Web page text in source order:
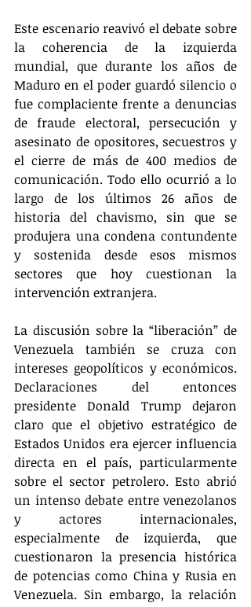
Este escenario reavivó el debate sobre
la coherencia de la izquierda
mundial, que durante los años de
Maduro en el poder guardó silencio o
fue complaciente frente a denuncias
de fraude electoral, persecución y
asesinato de opositores, secuestros y
el cierre de más de 400 medios de
comunicación. Todo ello ocurrió a lo
largo de los últimos 26 años de
historia del chavismo, sin que se
produjera una condena contundente
y sostenida desde esos mismos
sectores que hoy cuestionan la
intervención extranjera.
La discusión sobre la “liberación” de
Venezuela también se cruza con
intereses geopolíticos y económicos.
Declaraciones del entonces
presidente Donald Trump dejaron
claro que el objetivo estratégico de
Estados Unidos era ejercer influencia
directa en el país, particularmente
sobre el sector petrolero. Esto abrió
un intenso debate entre venezolanos
y actores internacionales,
especialmente de izquierda, que
cuestionaron la presencia histórica
de potencias como China y Rusia en
Venezuela. Sin embargo, la relación